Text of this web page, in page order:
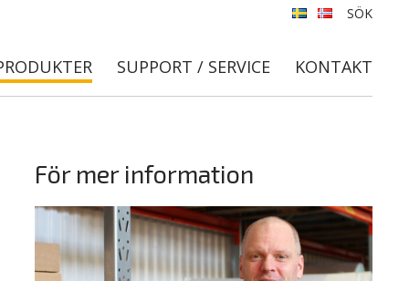
SUPPORT / SERVICE KONTAKT
SÖK
För mer information